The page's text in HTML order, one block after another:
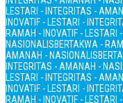
LESTARI - INTEGRITAS -
INOVATIF - LESTARI -
RAMAH - INOVATIF -
NASIONALISBERTAKWA -
AMANAH - NASIONALIS
INTEGRITAS - AMANAH -
LESTARI - INTEGRITAS -
INOVATIF - LESTARI -
RAMAH - INOVATIF -